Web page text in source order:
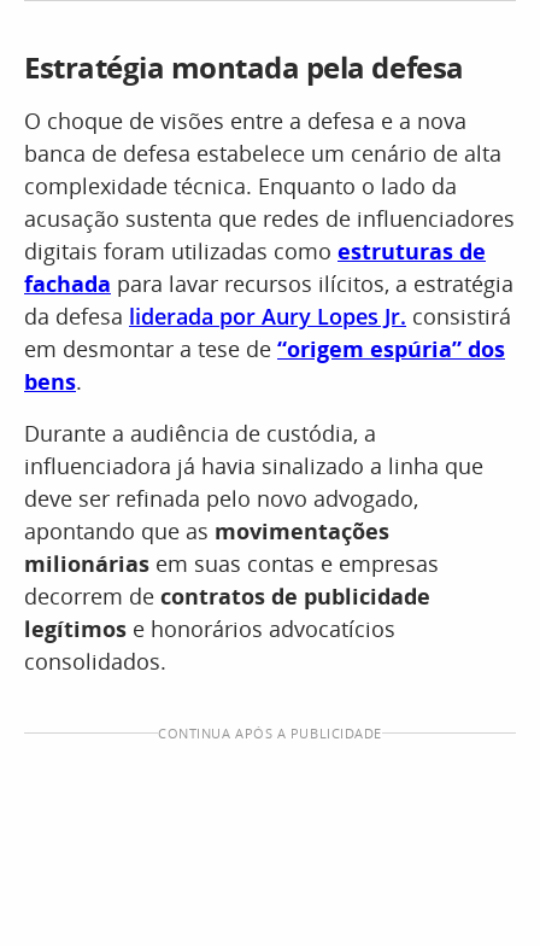
Estratégia montada pela defesa
O choque de visões entre a defesa e a nova
banca de defesa estabelece um cenário de alta
complexidade técnica. Enquanto o lado da
acusação sustenta que redes de influenciadores
digitais foram utilizadas como estruturas de
fachada para lavar recursos ilícitos, a estratégia
da defesa liderada por Aury Lopes Jr. consistirá
em desmontar a tese de “origem espúria” dos
bens.
Durante a audiência de custódia, a
influenciadora já havia sinalizado a linha que
deve ser refinada pelo novo advogado,
apontando que as movimentações
milionárias em suas contas e empresas
decorrem de contratos de publicidade
legítimos e honorários advocatícios
consolidados.
CONTINUA APÓS A PUBLICIDADE